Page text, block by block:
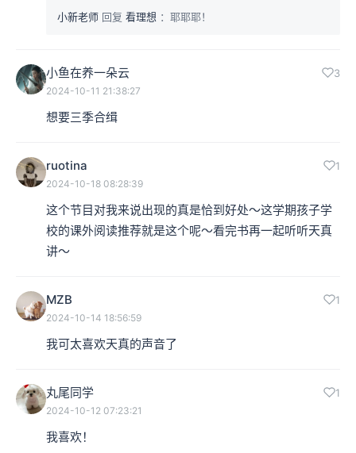
小新老师 回复 看理想 ：耶耶耶！
小鱼在养一朵云 3
2024-10-11 21:38:27
想要三季合缉
ruotina 1
2024-10-18 08:28:39
这个节目对我来说出现的真是恰到好处～这学期孩子学
校的课外阅读推荐就是这个呢～看完书再一起听听天真
讲～
MZB 1
2024-10-14 18:56:59
我可太喜欢天真的声音了
丸尾同学 1
2024-10-12 07:23:21
我喜欢！